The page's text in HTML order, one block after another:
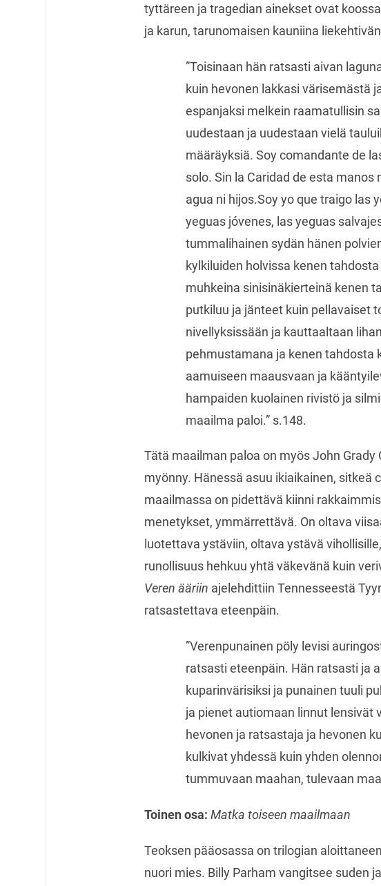
tyttäreen ja tragedian ainekset ovat
ja karun, tarunomaisen kauniina
”Toisinaan hän ratsasti aivan
kuin hevonen lakkasi värisemästä
espanjaksi melkein raamatullisin
uudestaan ja uudestaan vielä
määräyksiä. Soy comandante de
solo. Sin la Caridad de esta manos
agua ni hijos.Soy yo que traigo las
yeguas jóvenes, las yeguas
tummalihainen sydän hänen
kylkiluiden holvissa kenen
muhkeina sinisinäkierteinä kenen
putkiluu ja jänteet kuin pellavaiset
nivellyksissään ja kauttaaltaan
pehmustamana ja kenen tahdosta
aamuiseen maausvaan ja
hampaiden kuolainen rivistö ja
maailma paloi.” s.148.
Tätä maailman paloa on myös John Grady
myönny. Hänessä asuu ikiaikainen, sitkeä
maailmassa on pidettävä kiinni
menetykset, ymmärrettävä. On oltava
luotettava ystäviin, oltava ystävä
runollisuus hehkuu yhtä väkevänä kuin
Veren ääriin ajelehdittiin Tennesseestä
ratsastettava eteenpäin.
”Verenpunainen pöly levisi
ratsasti eteenpäin. Hän ratsasti ja
kuparinvärisiksi ja punainen tuuli
ja pienet autiomaan linnut lensivät
hevonen ja ratsastaja ja hevonen
kulkivat yhdessä kuin yhden
tummuvaan maahan, tulevaan
Toinen osa: Matka toiseen maailmaan
Teoksen pääosassa on trilogian
nuori mies. Billy Parham vangitsee suden